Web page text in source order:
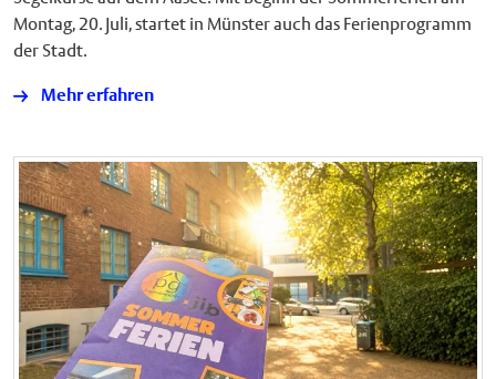
Montag, 20. Juli, startet in Münster auch das Ferienprogramm
der Stadt.
Mehr erfahren